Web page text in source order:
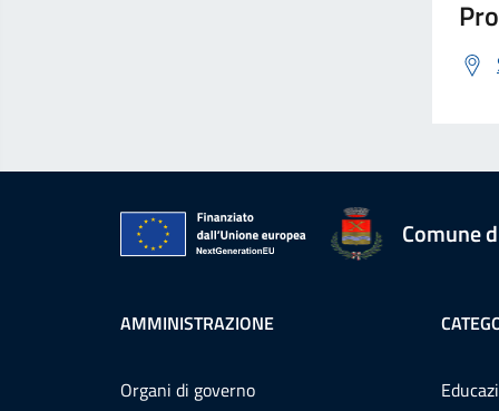
Comune
AMMINISTRAZIONE
Organi di governo